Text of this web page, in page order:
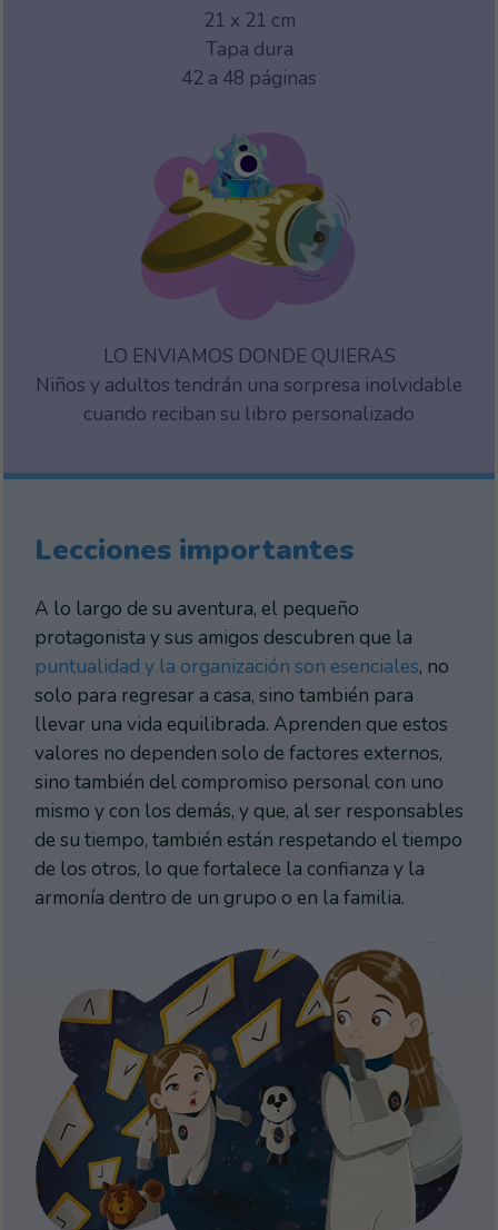
21 x 21 cm
Tapa dura
42 a 48 páginas
LO ENVIAMOS DONDE QUIERAS
Niños y adultos tendrán una sorpresa inolvidable
cuando reciban su libro personalizado
Lecciones importantes
A lo largo de su aventura, el pequeño
protagonista y sus amigos descubren que la
puntualidad y la organización son esenciales, no
solo para regresar a casa, sino también para
llevar una vida equilibrada. Aprenden que estos
valores no dependen solo de factores externos,
sino también del compromiso personal con uno
mismo y con los demás, y que, al ser responsables
de su tiempo, también están respetando el tiempo
de los otros, lo que fortalece la confianza y la
armonía dentro de un grupo o en la familia.